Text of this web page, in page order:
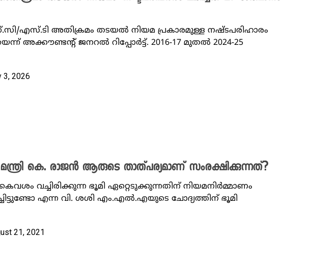
എസ്.ടി അതിക്രമം തടയല്‍ നിയമ പ്രകാരമുള്ള നഷ്ടപരിഹാരം
അക്കൗണ്ടന്റ് ജനറൽ റിപ്പോര്‍ട്ട്. 2016-17 മുതല്‍ 2024-25
3, 2026
മന്ത്രി കെ. രാജൻ ആരുടെ താത്പര്യമാണ് സംരക്ഷിക്കുന്നത്?
വച്ചിരിക്കുന്ന ഭൂമി ഏറ്റെടുക്കുന്നതിന് നിയമനിർമ്മാണം
എന്ന വി. ശശി എം.എൽ.എയുടെ ചോദ്യത്തിന് ഭൂമി
21, 2021